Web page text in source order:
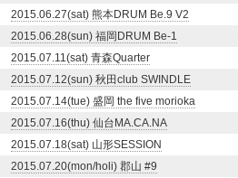
2015.06.27(sat) 熊本DRUM Be.9 V2
2015.06.28(sun) 福岡DRUM Be-1
2015.07.11(sat) 青森Quarter
2015.07.12(sun) 秋田club SWINDLE
2015.07.14(tue) 盛岡 the five morioka
2015.07.16(thu) 仙台MA.CA.NA
2015.07.18(sat) 山形SESSION
2015.07.20(mon/holi) 郡山 #9